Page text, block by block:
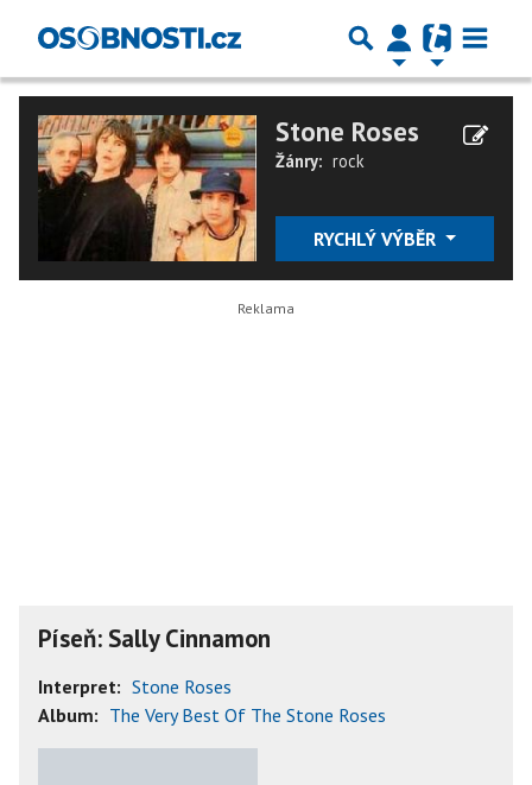
Stone Roses
Žánry: rock
RYCHLÝ VÝBĚR
Píseň: Sally Cinnamon
Interpret: Stone Roses
Album: The Very Best Of The Stone Roses